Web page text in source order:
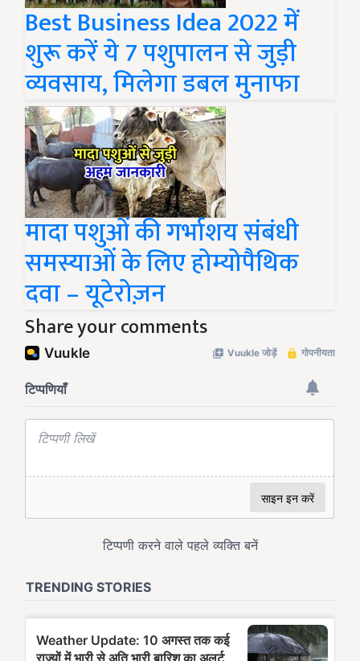
Best Business Idea 2022 में
शुरू करें ये 7 पशुपालन से जुड़ी
व्यवसाय, मिलेगा डबल मुनाफा
मादा पशुओं की गर्भाशय संबंधी
समस्याओं के लिए होम्योपैथिक
दवा – यूटेरोज़न
Share your comments